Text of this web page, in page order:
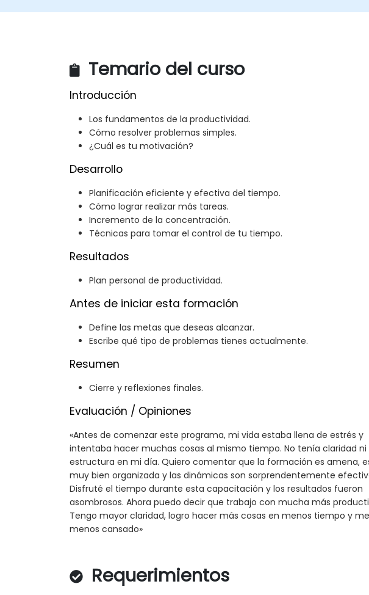
Temario del curso
Introducción
Los fundamentos de la productividad.
Cómo resolver problemas simples.
¿Cuál es tu motivación?
Desarrollo
Planificación eficiente y efectiva del tiempo.
Cómo lograr realizar más tareas.
Incremento de la concentración.
Técnicas para tomar el control de tu tiempo.
Resultados
Plan personal de productividad.
Antes de iniciar esta formación
Define las metas que deseas alcanzar.
Escribe qué tipo de problemas tienes actualmente.
Resumen
Cierre y reflexiones finales.
Evaluación / Opiniones
«Antes de comenzar este programa, mi vida estaba llena de estrés y
intentaba hacer muchas cosas al mismo tiempo. No tenía claridad ni
estructura en mi día. Quiero comentar que la formación es amena,
muy bien organizada y las dinámicas son sorprendentemente
Disfruté el tiempo durante esta capacitación y los resultados fueron
asombrosos. Ahora puedo decir que trabajo con mucha más
Tengo mayor claridad, logro hacer más cosas en menos tiempo y
menos cansado»
Requerimientos